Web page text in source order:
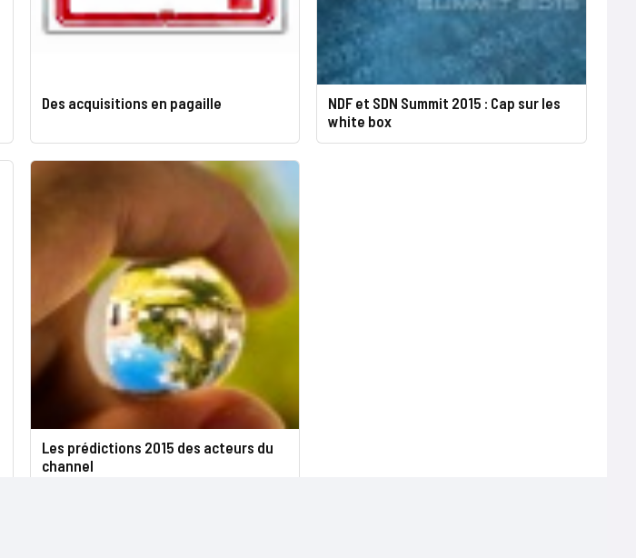
Des acquisitions en pagaille
NDF et SDN Summit 2015 : Cap sur les
white box
Les prédictions 2015 des acteurs du
channel